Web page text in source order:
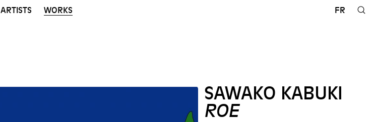
ARTISTS WORKS FR
SAWAKO KABUKI
ROE